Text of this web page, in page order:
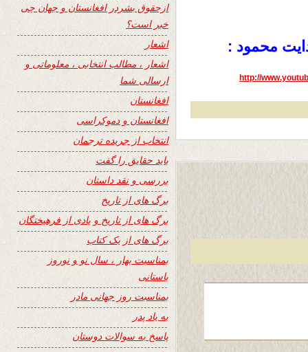
محمود :
http://
ازحقوق بشردر افغانستان و جهان چی
خبر است؟
اشعار
اشعار ، مطالب انتخابی ، معلوماتی و
ارسالی شما
افغانستان
افغانستان و دموکراسی
انتخاب از جریده ترجمان
باید حقایق را گفت
بررسی و نقد داستان
برگ های از تاریخ
برگ های از تاریخ و یادی از فرهیختگان
برگ های از یک کتاب
بمناسبت بهار ، سال نو و نوروز
باستانی
بمناسبت روز جهانی مادر
به یاد پدر
پاسخ به سوالات دوستان